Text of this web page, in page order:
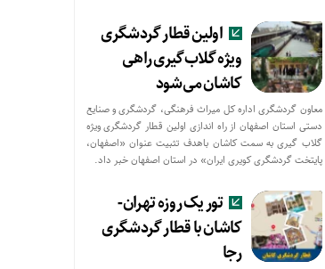
اولین قطار گردشگری
ویژه گلاب‌گیری راهی
کاشان می‌شود
معاون گردشگری اداره کل میراث فرهنگی، گردشگری و صنایع
دستی استان اصفهان از راه اندازی اولین قطار گردشگری ویژه
گلاب گیری به سمت کاشان باهدف تثبیت عنوان «اصفهان،
پایتخت گردشگری کویری ایران» در استان اصفهان خبر داد.
تور یک روزه تهران-
کاشان با قطار گردشگری
رجا